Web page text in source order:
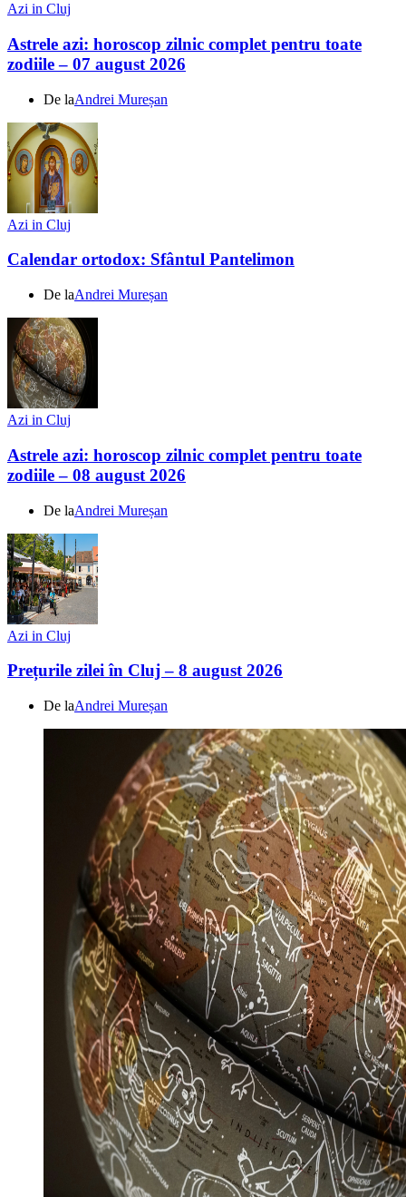
Azi in Cluj
Astrele azi: horoscop zilnic complet pentru toate
zodiile – 07 august 2026
De laAndrei Mureșan
Azi in Cluj
Calendar ortodox: Sfântul Pantelimon
De laAndrei Mureșan
Azi in Cluj
Astrele azi: horoscop zilnic complet pentru toate
zodiile – 08 august 2026
De laAndrei Mureșan
Azi in Cluj
Prețurile zilei în Cluj – 8 august 2026
De laAndrei Mureșan